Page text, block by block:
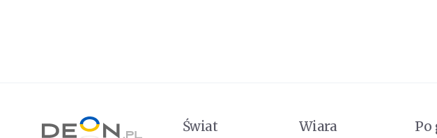
Świat Wiara Po